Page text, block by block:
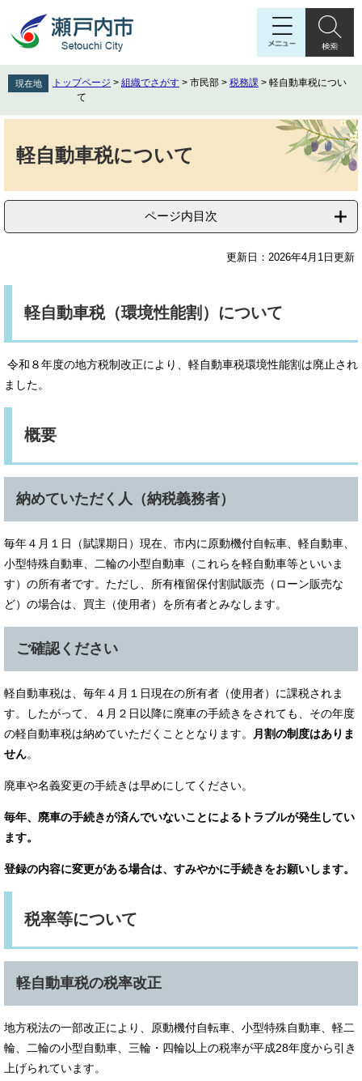
先
頭
を
飛
へ
現在地 トップページ > 組織でさがす > 市民部 > 税務課 > 軽自動車税につい
て
軽自動車税について
ページ内目次
更新日：2026年4月1日更新
軽自動車税（環境性能割）について
令和８年度の地方税制改正により、軽自動車税環境性能割は廃止され
ました。
概要
納めていただく人（納税義務者）
毎年４月１日（賦課期日）現在、市内に原動機付自転車、軽自動車、
小型特殊自動車、二輪の小型自動車（これらを軽自動車等といいま
す）の所有者です。ただし、所有権留保付割賦販売（ローン販売な
ど）の場合は、買主（使用者）を所有者とみなします。
ご確認ください
軽自動車税は、毎年４月１日現在の所有者（使用者）に課税されま
す。したがって、４月２日以降に廃車の手続きをされても、その年度
の軽自動車税は納めていただくこととなります。
月割の制度はありま
せん。
廃車や名義変更の手続きは早めにしてください。
毎年、廃車の手続きが済んでいないことによるトラブルが発生してい
ます。
登録の内容に変更がある場合は、すみやかに手続きをお願いします。
税率等について
軽自動車税の税率改正
地方税法の一部改正により、原動機付自転車、小型特殊自動車、軽二
輪、二輪の小型自動車、三輪・四輪以上の税率が平成28年度から引き
上げられています。